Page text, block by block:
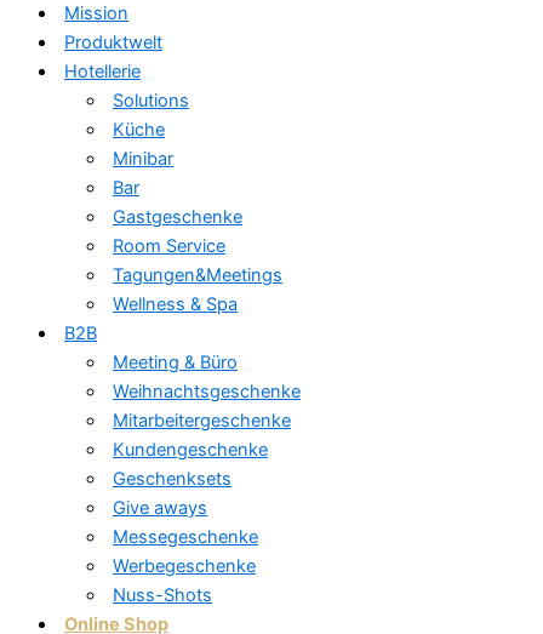
Mission
Produktwelt
Hotellerie
Solutions
Küche
Minibar
Bar
Gastgeschenke
Room Service
Tagungen&Meetings
Wellness & Spa
B2B
Meeting & Büro
Weihnachtsgeschenke
Mitarbeitergeschenke
Kundengeschenke
Geschenksets
Give aways
Messegeschenke
Werbegeschenke
Nuss-Shots
Online Shop